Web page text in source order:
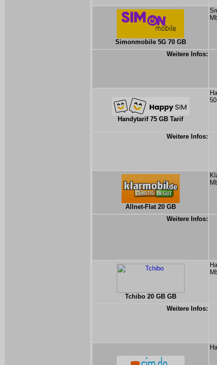
Simonmobile 5G 70 GB
Weitere Infos:
Handytarif 75 GB Tarif
Weitere Infos:
Allnet-Flat 20 GB
Weitere Infos:
Tchibo 20 GB GB
Weitere Infos: